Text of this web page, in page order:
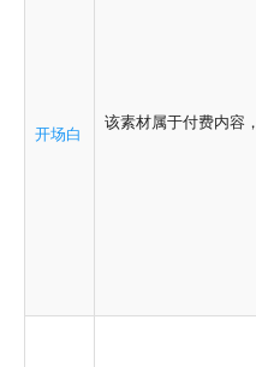
开场白
该素材属于付费内容，